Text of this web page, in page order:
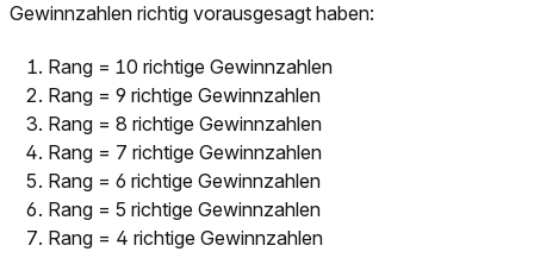
Gewinnzahlen richtig vorausgesagt haben:
Rang = 10 richtige Gewinnzahlen
Rang = 9 richtige Gewinnzahlen
Rang = 8 richtige Gewinnzahlen
Rang = 7 richtige Gewinnzahlen
Rang = 6 richtige Gewinnzahlen
Rang = 5 richtige Gewinnzahlen
Rang = 4 richtige Gewinnzahlen